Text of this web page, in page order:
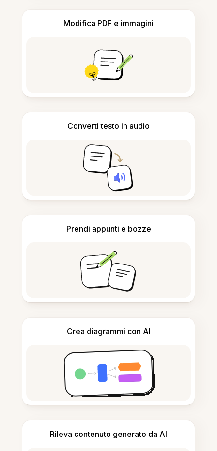
Modifica PDF e immagini
Converti testo in audio
Prendi appunti e bozze
Crea diagrammi con AI
Rileva contenuto generato da AI